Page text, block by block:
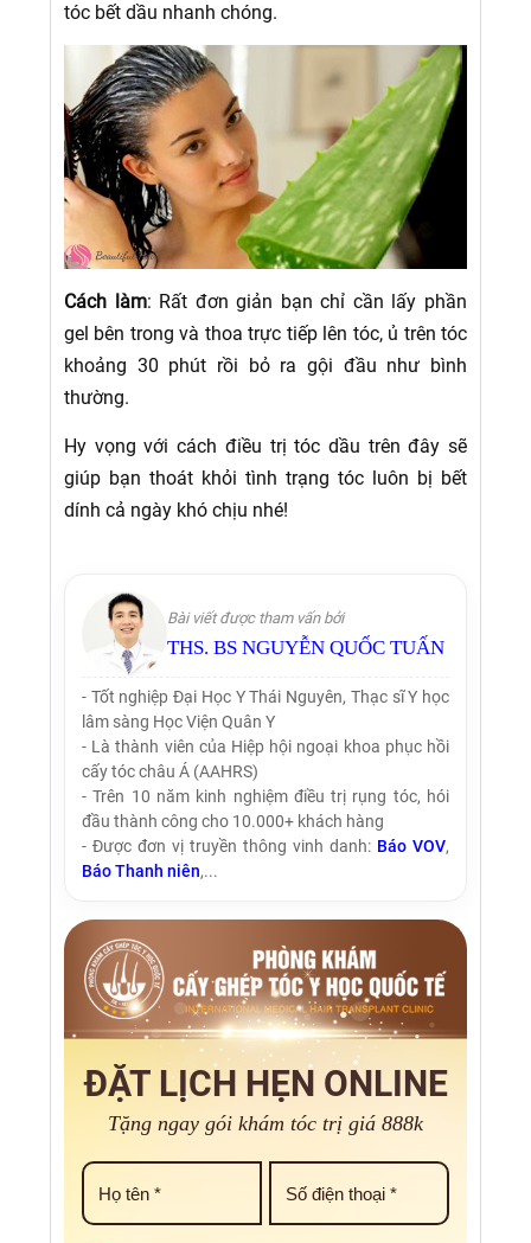
tóc bết dầu nhanh chóng.
Cách làm: Rất đơn giản bạn chỉ cần lấy phần
gel bên trong và thoa trực tiếp lên tóc, ủ trên tóc
khoảng 30 phút rồi bỏ ra gội đầu như bình
thường.
Hy vọng với cách điều trị tóc dầu trên đây sẽ
giúp bạn thoát khỏi tình trạng tóc luôn bị bết
dính cả ngày khó chịu nhé!
Bài viết được tham vấn bởi
THS. BS NGUYỄN QUỐC TUẤN
- Tốt nghiệp Đại Học Y Thái Nguyên, Thạc sĩ Y học
lâm sàng Học Viện Quân Y
- Là thành viên của Hiệp hội ngoại khoa phục hồi
cấy tóc châu Á (AAHRS)
- Trên 10 năm kinh nghiệm điều trị rụng tóc, hói
đầu thành công cho 10.000+ khách hàng
- Được đơn vị truyền thông vinh danh: Báo VOV,
Báo Thanh niên,...
ĐẶT LỊCH HẸN ONLINE
Tặng ngay gói khám tóc trị giá 888k